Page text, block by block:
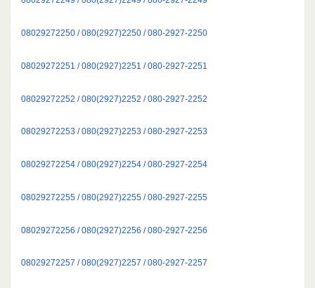
08029272250 / 080(2927)2250 / 080-2927-2250
08029272251 / 080(2927)2251 / 080-2927-2251
08029272252 / 080(2927)2252 / 080-2927-2252
08029272253 / 080(2927)2253 / 080-2927-2253
08029272254 / 080(2927)2254 / 080-2927-2254
08029272255 / 080(2927)2255 / 080-2927-2255
08029272256 / 080(2927)2256 / 080-2927-2256
08029272257 / 080(2927)2257 / 080-2927-2257